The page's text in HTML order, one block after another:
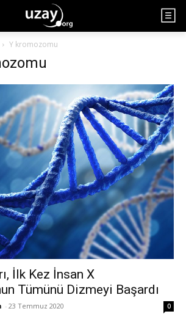
Y kromozomu
İlk Kez İnsan X
Tümünü Dizmeyi Başardı
- 23 Temmuz 2020 0